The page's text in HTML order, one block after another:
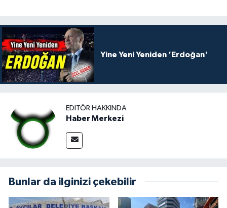
Yine Yeni Yeniden ‘Erdoğan'
EDITÖR HAKKINDA
Haber Merkezi
Bunlar da ilginizi çekebilir